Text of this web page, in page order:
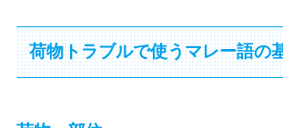
荷物トラブルで使うマレー語の